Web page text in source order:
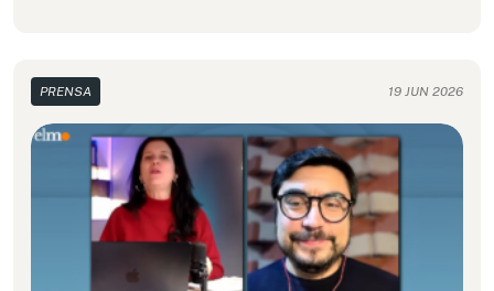
PRENSA 19 JUN 2026